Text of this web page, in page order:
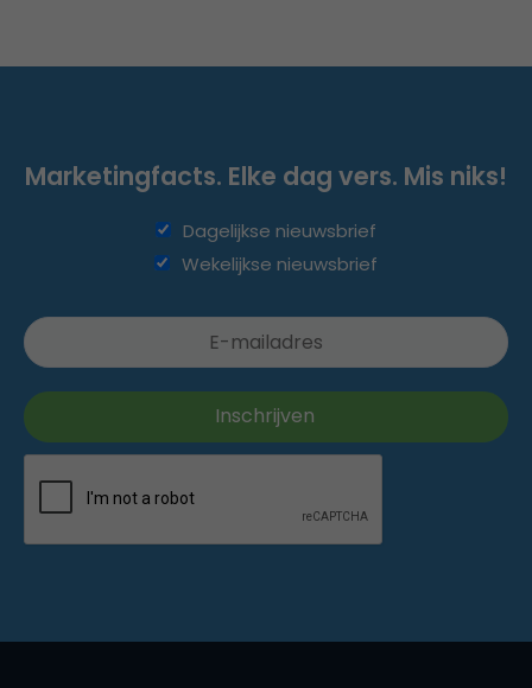
Marketingfacts. Elke dag vers. Mis niks!
Dagelijkse nieuwsbrief
Wekelijkse nieuwsbrief